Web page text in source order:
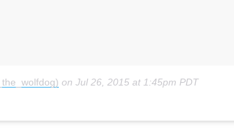
on Jul 26, 2015 at 1:45pm PDT